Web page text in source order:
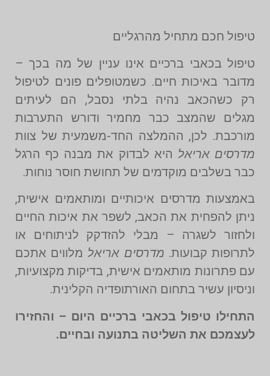
טיפול חכם מתחיל מהרגליים
טיפול בכאבי ברכיים אינו עניין של מה בכך –
מדובר באיכות חיים. כשמטופלים פונים לטיפול
רק כשהכאב נהיה בלתי נסבל, הם לעיתים
מגלים שהמצב כבר מחמיר ודורש התערבות
מורכבת. לכן, ההמלצה החד-משמעית של צוות
מדרסים אריאל היא לבדוק את מבנה כף הרגל
כבר בשלבים מוקדמים של תחושת חוסר נוחות.
באמצעות מדרסים איכותיים ומותאמים אישית,
ניתן להפחית את הכאב, לשפר את איכות החיים
ולחזור לשגרה – מבלי להזדקק לניתוחים או
לתרופות קבועות. מדרסים אריאל מלווים אתכם
עם פתרונות מותאמים אישית, בדיקות מקצועיות,
וניסיון עשיר בתחום האורתופדיה הקלינית.
התחילו טיפול בכאבי ברכיים היום – והחזירו
לעצמכם את השליטה בתנועה ובחיים.